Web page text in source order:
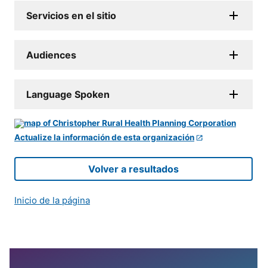
Servicios en el sitio
Audiences
Language Spoken
Actualize la información de esta organización
Volver a resultados
Inicio de la página